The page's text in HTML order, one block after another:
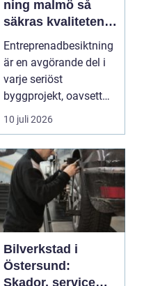
ning malmö så
säkras kvaliteten i
byggprojekt
Entreprenadbesiktning
är en avgörande del i
varje seriöst
byggprojekt, oavsett
om det handlar om en
10 juli 2026
Bilverkstad i
Östersund:
Skador, service